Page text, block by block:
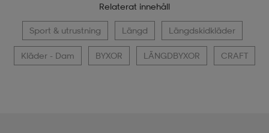
Relaterat innehåll
Sport & utrustning Längd Längdskidkläder
Kläder - Dam BYXOR LÄNGDBYXOR CRAFT